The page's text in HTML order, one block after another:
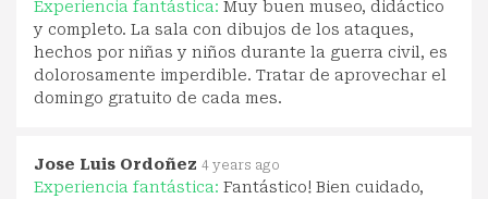
Experiencia fantástica: Muy buen museo, didáctico
y completo. La sala con dibujos de los ataques,
hechos por niñas y niños durante la guerra civil, es
dolorosamente imperdible. Tratar de aprovechar el
domingo gratuito de cada mes.
Jose Luis Ordoñez 4 years ago
Experiencia fantástica: Fantástico! Bien cuidado,